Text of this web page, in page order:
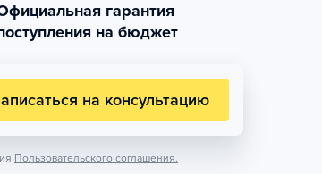
гарантия
на бюджет
на консультацию
Пользовательского соглашения.